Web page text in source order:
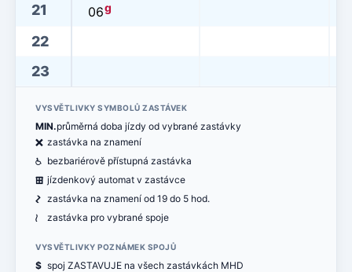
21
06g
22
23
VYSVĚTLIVKY SYMBOLŮ ZASTÁVEK
MIN.průměrná doba jízdy od vybrané zastávky
ë zastávka na znamení
@ bezbariérově přístupná zastávka
æ jízdenkový automat v zastávce
ó zastávka na znamení od 19 do 5 hod.
< zastávka pro vybrané spoje
VYSVĚTLIVKY POZNÁMEK SPOJŮ
$ spoj ZASTAVUJE na všech zastávkách MHD